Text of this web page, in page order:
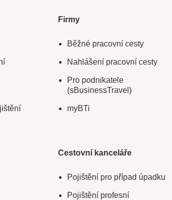
Firmy
Běžné pracovní cesty
Nahlášení pracovní cesty
Pro podnikatele
(sBusinessTravel)
myBTi
Cestovní kanceláře
Pojištění pro případ úpadku
Pojištění profesní